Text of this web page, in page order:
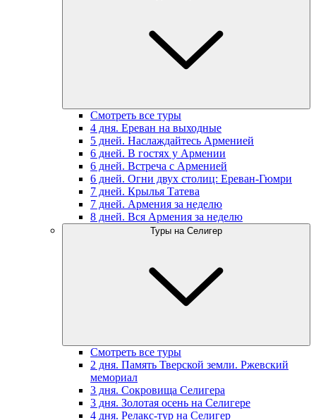
Смотреть все туры
4 дня. Ереван на выходные
5 дней. Наслаждайтесь Арменией
6 дней. В гостях у Армении
6 дней. Встреча с Арменией
6 дней. Огни двух столиц: Ереван-Гюмри
7 дней. Крылья Татева
7 дней. Армения за неделю
8 дней. Вся Армения за неделю
Туры на Селигер
Смотреть все туры
2 дня. Память Тверской земли. Ржевский
мемориал
3 дня. Сокровища Селигера
3 дня. Золотая осень на Селигере
4 дня. Релакс-тур на Селигер